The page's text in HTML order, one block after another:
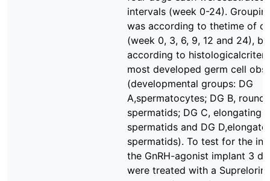
intervals (week 0-24).
was according to thetime of
(week 0, 3, 6, 9, 12 and 24),
according to
most developed germ cell
(developmental groups: DG
A,spermatocytes; DG B, round
spermatids; DG C, elongating
spermatids and DG
spermatids). To test for the
the GnRH-agonist implant 3
were treated with a